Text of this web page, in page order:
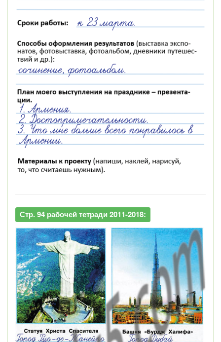
Стр. 94 рабочей тетради 2011-2018: